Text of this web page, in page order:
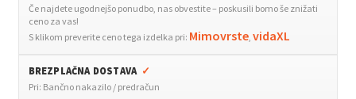
Če najdete ugodnejšo ponudbo, nas obvestite – poskusili bomo še znižati
ceno za vas!
S klikom preverite ceno tega izdelka pri: Mimovrste, vidaXL
BREZPLAČNA DOSTAVA ✓
Pri: Bančno nakazilo / predračun